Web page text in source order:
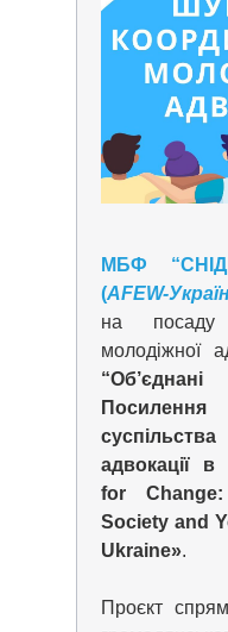
МБФ “СНІД
(AFEW-
на посаду
молодіжної
адвокації в
for
Society and
Ukraine».
Проєкт